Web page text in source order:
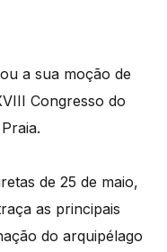
a sua moção de
Congresso do
de 25 de maio,
as principais
do arquipélago